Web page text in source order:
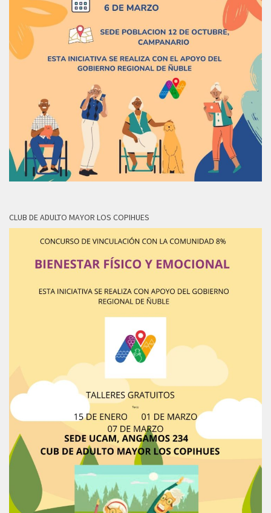
CLUB DE ADULTO MAYOR LOS COPIHUES